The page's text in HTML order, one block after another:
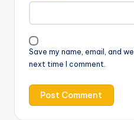
Save my name, email, and
next time I comment.